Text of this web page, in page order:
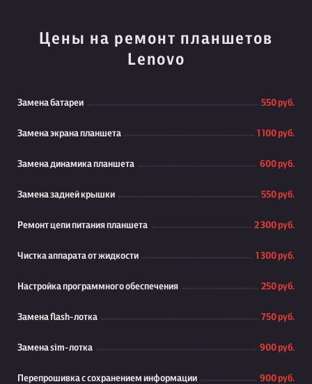
Цены на ремонт планшетов
Lenovo
Замена батареи 550 руб.
Замена экрана планшета 1 100 руб.
Замена динамика планшета 600 руб.
Замена задней крышки 550 руб.
Ремонт цепи питания планшета 2 300 руб.
Чистка аппарата от жидкости 1 300 руб.
Настройка программного обеспечения 250 руб.
Замена flash-лотка 750 руб.
Замена sim-лотка 900 руб.
Перепрошивка с сохранением информации 900 руб.